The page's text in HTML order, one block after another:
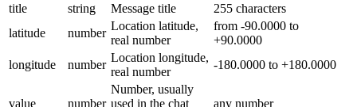
title
string Message title
255 characters
latitude
number
Location latitude,
real number
from -90.0000 to
+90.0000
longitude
number
Location longitude,
real number
-180.0000 to +180.0000
value number
Number, usually
used in the chat
any number